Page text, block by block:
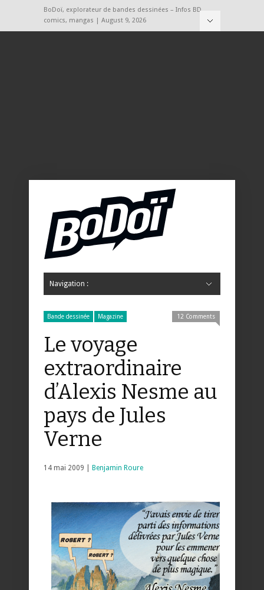
BoDoï, explorateur de bandes dessinées – Infos BD,
comics, mangas | August 9, 2026
Navigation :
Bande dessinée Magazine 12 Comments
Le voyage
extraordinaire
d’Alexis Nesme au
pays de Jules
Verne
14 mai 2009 | Benjamin Roure